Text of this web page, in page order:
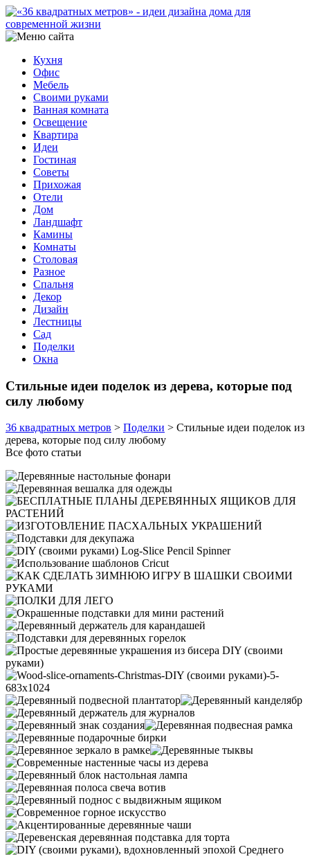
Кухня
Офис
Мебель
Своими руками
Ванная комната
Освещение
Квартира
Идеи
Гостиная
Советы
Прихожая
Отели
Дом
Ландшафт
Камины
Комнаты
Столовая
Разное
Спальня
Декор
Дизайн
Лестницы
Сад
Поделки
Окна
Стильные идеи поделок из дерева, которые под
силу любому
36 квадратных метров > Поделки > Стильные идеи поделок из
дерева, которые под силу любому
Все фото статьи